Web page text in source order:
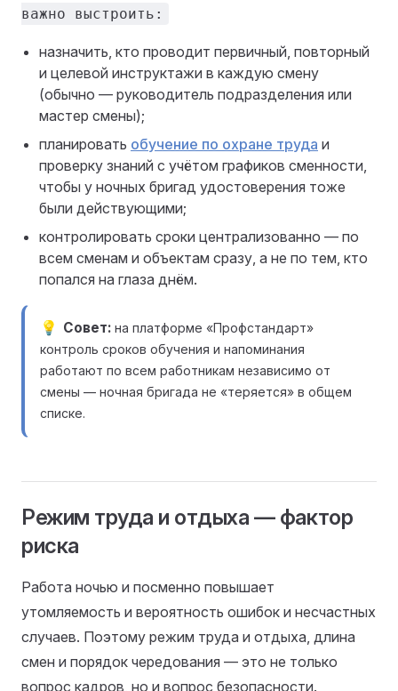
важно выстроить:
назначить, кто проводит первичный, повторный
и целевой инструктажи в каждую смену
(обычно — руководитель подразделения или
мастер смены);
планировать обучение по охране труда и
проверку знаний с учётом графиков сменности,
чтобы у ночных бригад удостоверения тоже
были действующими;
контролировать сроки централизованно — по
всем сменам и объектам сразу, а не по тем, кто
попался на глаза днём.
Совет на платформе «Профстандарт»
контроль сроков обучения и напоминания
работают по всем работникам независимо от
смены — ночная бригада не «теряется» в общем
списке.
Режим труда и отдыха — фактор
риска
Работа ночью и посменно повышает
утомляемость и вероятность ошибок и несчастных
случаев. Поэтому режим труда и отдыха, длина
смен и порядок чередования — это не только
вопрос кадров, но и вопрос безопасности.